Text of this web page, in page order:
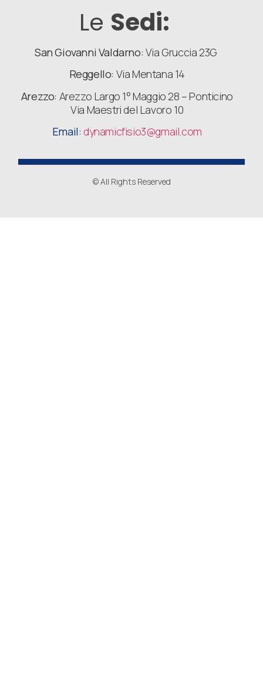
Le Sedi:
San Giovanni Valdarno: Via Gruccia 23G
Reggello: Via Mentana 14
Arezzo: Arezzo Largo 1° Maggio 28 – Ponticino
Via Maestri del Lavoro 10
Email: dynamicfisio3@gmail.com
© All Rights Reserved